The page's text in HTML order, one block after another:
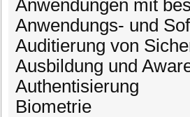
Anwendungen mit
Anwendungs- und
Auditierung von
Ausbildung und
Authentisierung
Biometrie